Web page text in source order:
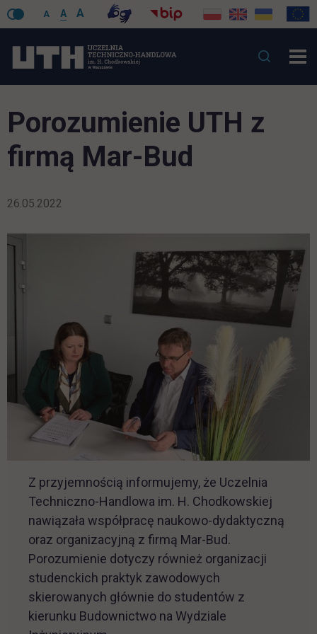
A A A
Porozumienie UTH z
firmą Mar-Bud
26.05.2022
Z przyjemnością informujemy, że Uczelnia
Techniczno-Handlowa im. H. Chodkowskiej
nawiązała współpracę naukowo-dydaktyczną
oraz organizacyjną z firmą Mar-Bud.
Porozumienie dotyczy również organizacji
studenckich praktyk zawodowych
skierowanych głównie do studentów z
kierunku Budownictwo na Wydziale